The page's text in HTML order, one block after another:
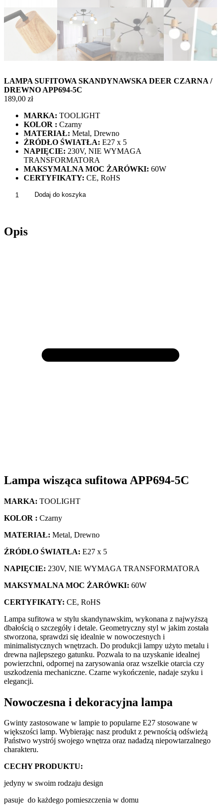
LAMPA SUFITOWA SKANDYNAWSKA DEER CZARNA /
DREWNO APP694-5C
189,00 zł
MARKA: TOOLIGHT
KOLOR : Czarny
MATERIAŁ: Metal, Drewno
ŹRÓDŁO ŚWIATŁA: E27 x 5
NAPIĘCIE: 230V, NIE WYMAGA
TRANSFORMATORA
MAKSYMALNA MOC ŻARÓWKI: 60W
CERTYFIKATY: CE, RoHS
ilość
DEER
Czarna
Dodaj do koszyka
Opis
Lampa wisząca sufitowa APP694-5C
MARKA: TOOLIGHT
KOLOR : Czarny
MATERIAŁ: Metal, Drewno
ŹRÓDŁO ŚWIATŁA: E27 x 5
NAPIĘCIE: 230V, NIE WYMAGA TRANSFORMATORA
MAKSYMALNA MOC ŻARÓWKI: 60W
CERTYFIKATY: CE, RoHS
Lampa sufitowa w stylu skandynawskim, wykonana z najwyższą
dbałością o szczegóły i detale. Geometryczny styl w jakim została
stworzona, sprawdzi się idealnie w nowoczesnych i
minimalistycznych wnętrzach. Do produkcji lampy użyto metalu i
drewna najlepszego gatunku. Pozwala to na uzyskanie idealnej
powierzchni, odpornej na zarysowania oraz wszelkie otarcia czy
uszkodzenia mechaniczne. Czarne wykończenie, nadaje szyku i
elegancji.
Nowoczesna i dekoracyjna lampa
Gwinty zastosowane w lampie to popularne E27 stosowane w
większości lamp. Wybierając nasz produkt z pewnością odświeżą
Państwo wystrój swojego wnętrza oraz nadadzą niepowtarzalnego
charakteru.
CECHY PRODUKTU:
jedyny w swoim rodzaju design
pasuje do każdego pomieszczenia w domu